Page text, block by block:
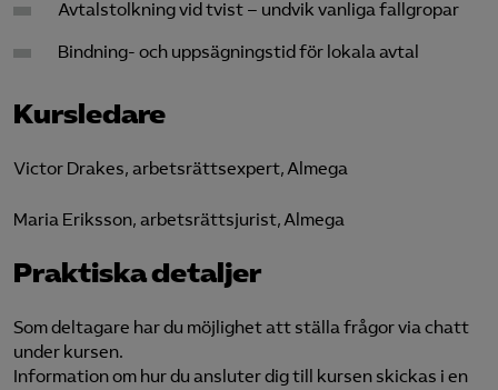
Avtalstolkning vid tvist – undvik vanliga fallgropar
Bindning- och uppsägningstid för lokala avtal
Kursledare
Victor Drakes, arbetsrättsexpert, Almega
Maria Eriksson, arbetsrättsjurist, Almega
Praktiska detaljer
Som deltagare har du möjlighet att ställa frågor via chatt
under kursen.
Information om hur du ansluter dig till kursen skickas i en